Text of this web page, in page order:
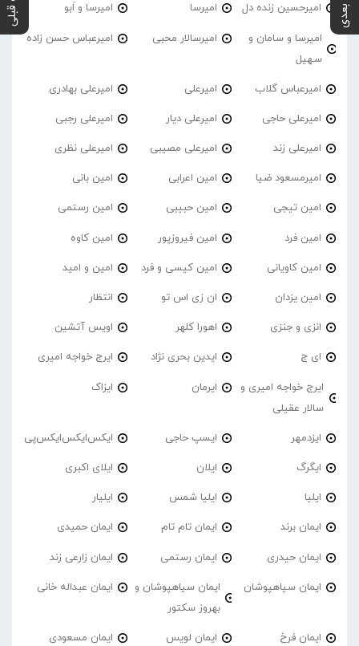
امیرحسین زنده دل امیرسا امیرسا و اَبو
امیرسا و سامان و
سهیل
امیرسالار محبی امیرعباس حسن زاده
امیرعباس گلاب امیرعلی امیرعلی بهادری
امیرعلی حاجی امیرعلی دیار امیرعلی رجبی
امیرعلی زند امیرعلی مصیبی امیرعلی نظری
امیرمسعود ضیا امین اعرابی امین بانی
امین تیجی امین حبیبی امین رستمی
امین فرد امین فیروزپور امین کاوه
امین کاویانی امین کیسی و فرد امین و امید
امین یزدان ان زی اس تو انتظار
انزی و جنزی اهورا کلهر اویس آتشین
ای ج ایدین بحری نژاد ایرج خواجه امیری
ایرج خواجه امیری و
سالار عقیلی
ایرمان ایزاک
ایزدمهر ایسپ حاجی ایکس‌ایکس‌ایکس‌پی
ایگرگ ایلان ایلای اکبری
ایلیا ایلیا شمس ایلیار
ایمان برند ایمان تام تام ایمان حمیدی
ایمان حیدری ایمان رستمی ایمان زارعی زند
ایمان سیاهپوشان
ایمان سیاهپوشان و
بهروز سکتور
ایمان عبداله خانی
ایمان فرخ ایمان لویس ایمان مسعودی